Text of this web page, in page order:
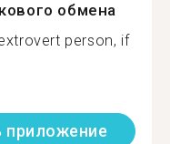
обмена
person, if
приложение